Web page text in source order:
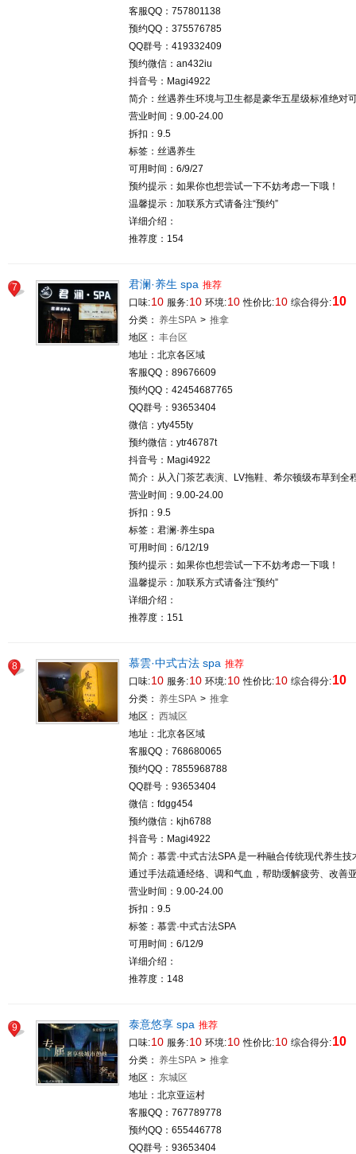
客服QQ：757801138
预约QQ：375576785
QQ群号：419332409
预约微信：an432iu
抖音号：Magi4922
简介：丝遇养生环境与卫生都是豪华五星级标准绝对
营业时间：9.00-24.00
拆扣：9.5
标签：丝遇养生
可用时间：6/9/27
预约提示：如果你也想尝试一下不妨考虑一下哦！
温馨提示：加联系方式请备注“预约”
详细介绍：
推荐度：154
7 君澜·养生 spa 推荐
口味:10 服务:10 环境:10 性价比:10 综合得分:10
分类： 养生SPA > 推拿
地区： 丰台区
地址：北京各区域
客服QQ：89676609
预约QQ：42454687765
QQ群号：93653404
微信：yty455ty
预约微信：ytr46787t
抖音号：Magi4922
简介：从入门茶艺表演、LV拖鞋、希尔顿级布草到全
营业时间：9.00-24.00
拆扣：9.5
标签：君澜·养生spa
可用时间：6/12/19
预约提示：如果你也想尝试一下不妨考虑一下哦！
温馨提示：加联系方式请备注“预约”
详细介绍：
推荐度：151
8 慕雲·中式古法 spa 推荐
口味:10 服务:10 环境:10 性价比:10 综合得分:10
分类： 养生SPA > 推拿
地区： 西城区
地址：北京各区域
客服QQ：768680065
预约QQ：7855968788
QQ群号：93653404
微信：fdgg454
预约微信：kjh6788
抖音号：Magi4922
简介：慕雲·中式古法SPA‌ 是一种融合传统现代养生
通过手法疏通经络、调和气血，帮助缓解疲劳、改善
营业时间：9.00-24.00
拆扣：9.5
标签：慕雲·中式古法SPA‌
可用时间：6/12/9
详细介绍：
推荐度：148
9 泰意悠享 spa 推荐
口味:10 服务:10 环境:10 性价比:10 综合得分:10
分类： 养生SPA > 推拿
地区： 东城区
地址：北京亚运村
客服QQ：767789778
预约QQ：655446778
QQ群号：93653404